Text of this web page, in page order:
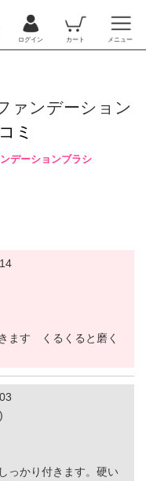
ログイン カート メニュー
ァンデーション
ミ
デーションブラシ
ます くるくると磨く
っかり付きます。硬い